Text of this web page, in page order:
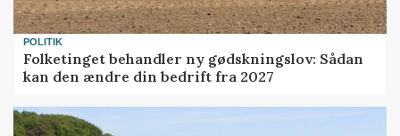
POLITIK
Folketinget behandler ny gødskningslov: Sådan
kan den ændre din bedrift fra 2027